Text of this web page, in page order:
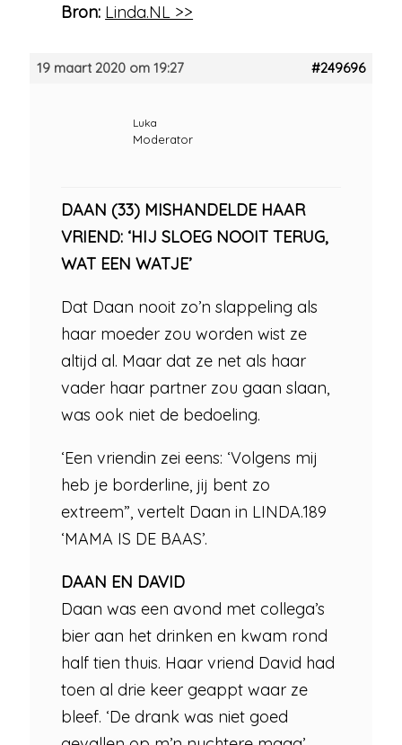
Bron: Linda.NL >>
19 maart 2020 om 19:27 #249696
Luka
Moderator
DAAN (33) MISHANDELDE HAAR
VRIEND: ‘HIJ SLOEG NOOIT TERUG,
WAT EEN WATJE’
Dat Daan nooit zo’n slappeling als
haar moeder zou worden wist ze
altijd al. Maar dat ze net als haar
vader haar partner zou gaan slaan,
was ook niet de bedoeling.
‘Een vriendin zei eens: ‘Volgens mij
heb je borderline, jij bent zo
extreem”, vertelt Daan in LINDA.189
‘MAMA IS DE BAAS’.
DAAN EN DAVID
Daan was een avond met collega’s
bier aan het drinken en kwam rond
half tien thuis. Haar vriend David had
toen al drie keer geappt waar ze
bleef. ‘De drank was niet goed